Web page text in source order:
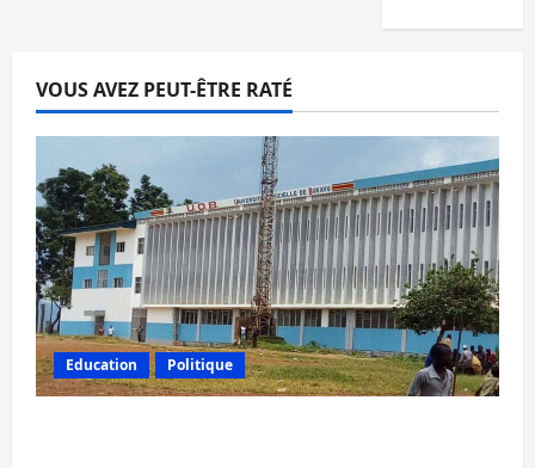
VOUS AVEZ PEUT-ÊTRE RATÉ
Education Politique